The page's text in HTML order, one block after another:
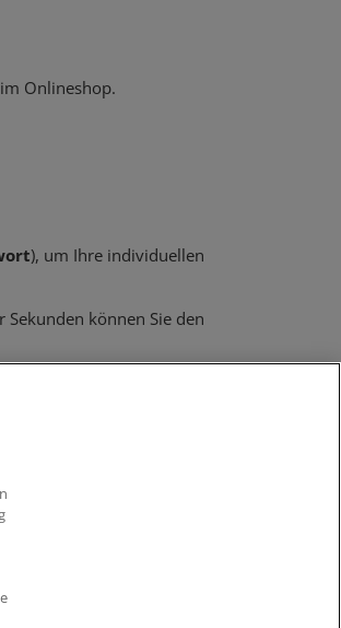
Onlineshop.
), um Ihre individuellen
können Sie den